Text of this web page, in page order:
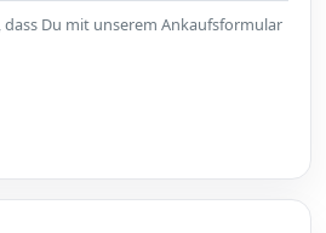
dass Du mit unserem Ankaufsformular